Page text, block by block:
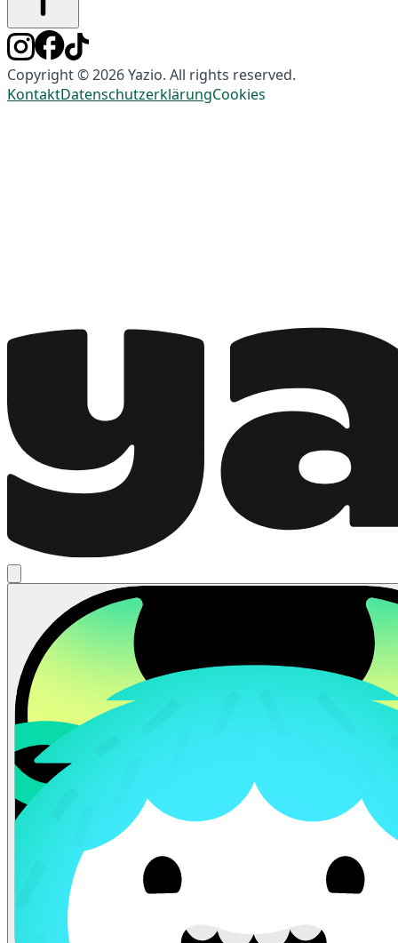
Copyright © 2026 Yazio. All rights reserved.
KontaktDatenschutzerklärungCookies